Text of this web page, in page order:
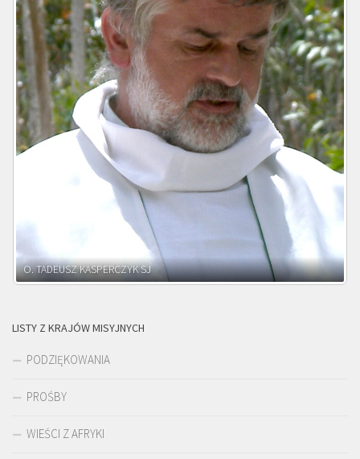
O. ADNRZEJ LEŚNIARA SJ
LISTY Z KRAJÓW MISYJNYCH
PODZIĘKOWANIA
PROŚBY
WIEŚCI Z AFRYKI